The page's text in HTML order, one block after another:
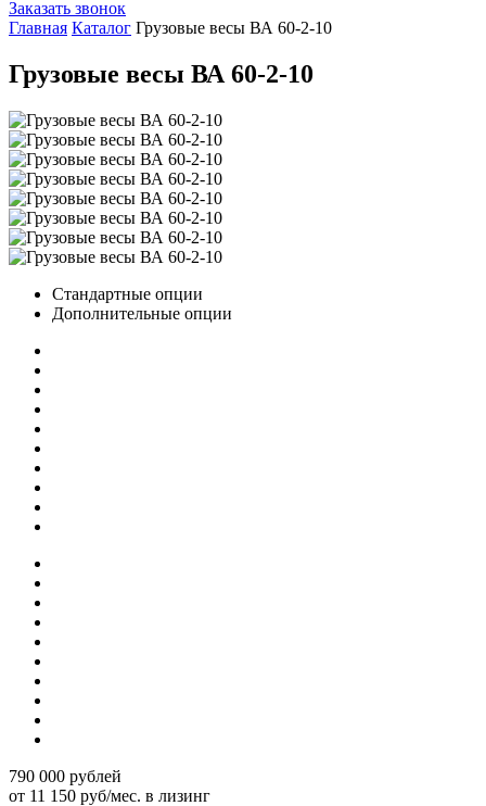
Заказать звонок
Главная Каталог Грузовые весы ВА 60-2-10
Грузовые весы ВА 60-2-10
Стандартные опции
Дополнительные опции
790 000 рублей
от 11 150 руб/мес. в лизинг